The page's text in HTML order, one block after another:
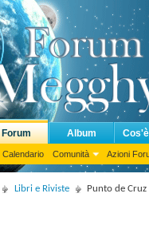
Forum
Calendario Comunità Azioni
Album
Libri e Riviste Punto de